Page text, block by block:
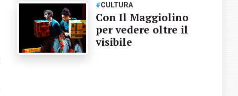
#CULTURA
Con Il Maggiolino
per vedere oltre il
visibile